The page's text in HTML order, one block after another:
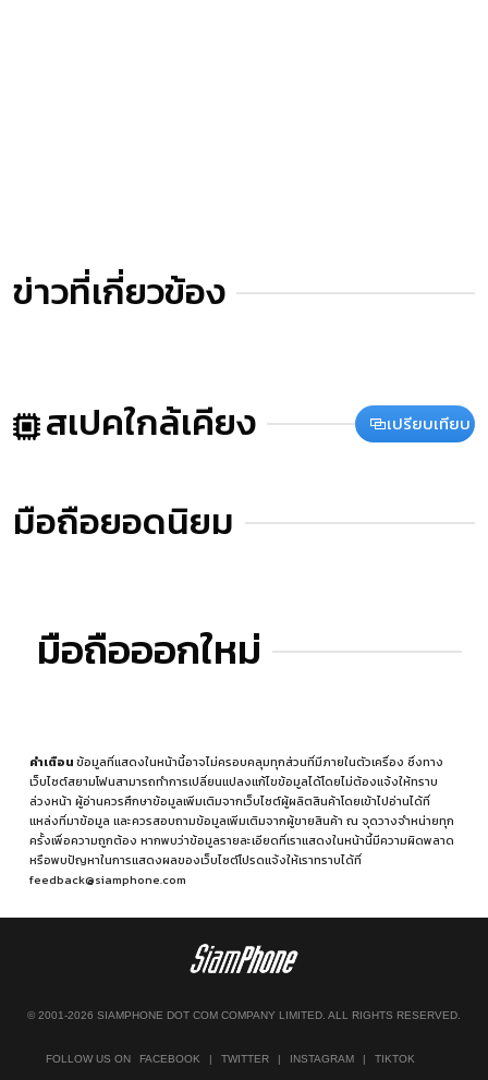
ข่าวที่เกี่ยวข้อง
สเปคใกล้เคียง เปรียบเทียบ
มือถือยอดนิยม
มือถือออกใหม่
คำเตือนข้อมูลที่แสดงในหน้านี้อาจไม่ครอบคลุมทุกส่วนที่มีภายในตัวเครื่อง ซึ่งทาง
เว็บไซต์สยามโฟนสามารถทำการเปลี่ยนแปลงแก้ไขข้อมูลได้โดยไม่ต้องแจ้งให้ทราบ
ล่วงหน้า ผู้อ่านควรศึกษาข้อมูลเพิ่มเติมจากเว็บไซต์ผู้ผลิตสินค้าโดยเข้าไปอ่านได้ที่
แหล่งที่มาข้อมูล และควรสอบถามข้อมูลเพิ่มเติมจากผู้ขายสินค้า ณ จุดวางจำหน่ายทุก
ครั้งเพื่อความถูกต้อง หากพบว่าข้อมูลรายละเอียดที่เราแสดงในหน้านี้มีความผิดพลาด
หรือพบปัญหาในการแสดงผลของเว็บไซต์โปรดแจ้งให้เราทราบได้ที่
feedback@siamphone.com
© 2001-2026 SIAMPHONE DOT COM COMPANY LIMITED. ALL RIGHTS RESERVED.
FOLLOW US ON FACEBOOK | TWITTER | INSTAGRAM | TIKTOK